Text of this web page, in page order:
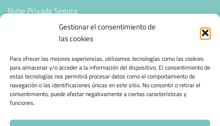
Gestionar el consentimiento de
las cookies
Para ofrecer las mejores experiencias, utilizamos tecnologías como las cookies
para almacenar y/o acceder a la información del dispositivo. El consentimiento de
estas tecnologías nos permitirá procesar datos como el comportamiento de
navegación o las identificaciones únicas en este sitio. No consentir o retirar el
consentimiento, puede afectar negativamente a ciertas características y
funciones.
Nube Privada Segura
CONFIANZA & ESPECIALIZACIÓN
Sello de Confianza
Empresas Verificadas +100 Protocolos Online
Migración desde otro proveedor